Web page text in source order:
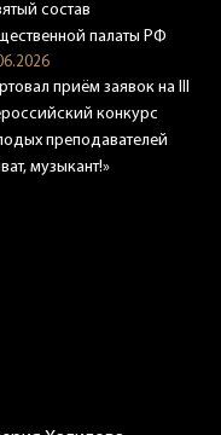
состав
палаты РФ
приём заявок на III
конкурс
преподавателей
музыкант!»